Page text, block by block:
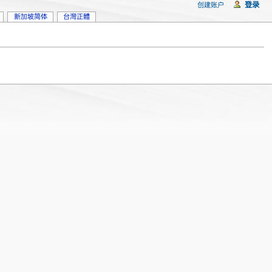
新加坡简体 台灣正體
创建账户 登录